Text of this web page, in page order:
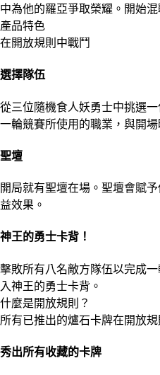
中為他的羅亞爭取榮耀。開始混
產品特色
在開放規則中戰鬥
選擇隊伍
從三位隨機食人妖勇士中挑選
一輪競賽所使用的職業，與開
聖壇
開局就有聖壇在場。聖壇會賦
益效果。
神王的勇士卡背！
擊敗所有八名敵方隊伍以完成
入神王的勇士卡背。
什麼是開放規則？
所有已推出的爐石卡牌在開放規
秀出所有收藏的卡牌